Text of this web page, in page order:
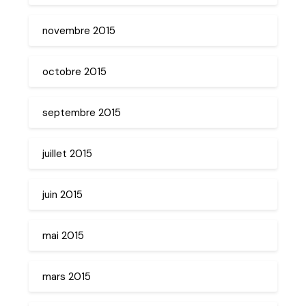
novembre 2015
octobre 2015
septembre 2015
juillet 2015
juin 2015
mai 2015
mars 2015